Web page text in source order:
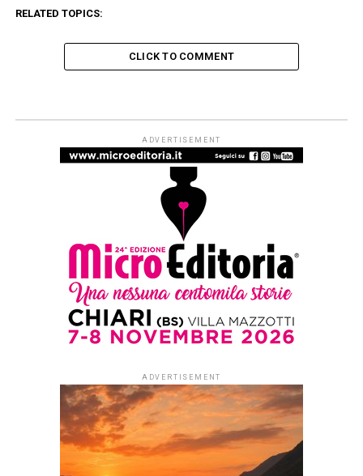
RELATED TOPICS:
CLICK TO COMMENT
ADVERTISEMENT
ADVERTISEMENT